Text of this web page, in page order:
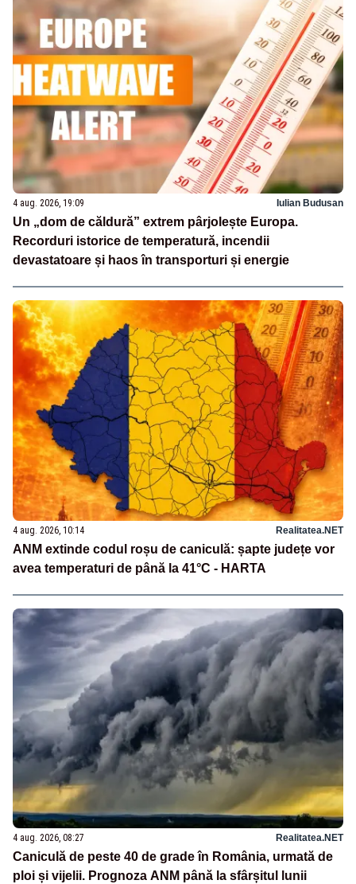
4 aug. 2026, 19:09 Iulian Budusan
Un „dom de căldură” extrem pârjolește Europa.
Recorduri istorice de temperatură, incendii
devastatoare și haos în transporturi și energie
4 aug. 2026, 10:14 Realitatea.NET
ANM extinde codul roșu de caniculă: șapte județe vor
avea temperaturi de până la 41°C - HARTA
4 aug. 2026, 08:27 Realitatea.NET
Caniculă de peste 40 de grade în România, urmată de
ploi și vijelii. Prognoza ANM până la sfârșitul lunii